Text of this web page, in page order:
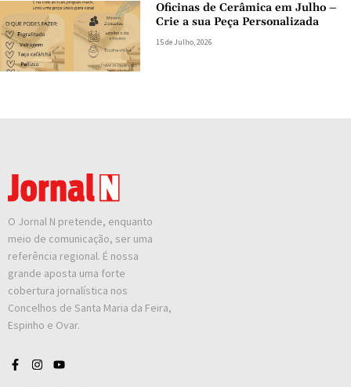
Oficinas de Cerâmica em Julho –
Crie a sua Peça Personalizada
15 de Julho, 2026
O Jornal N pretende, enquanto
meio de comunicação, ser uma
referência regional. É nossa
grande aposta uma forte
cobertura jornalística nos
Concelhos de Santa Maria da Feira,
Espinho e Ovar.